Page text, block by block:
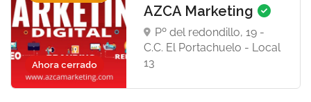
Ahora cerrado
AZCA Marketing
Pº del redondillo, 19 -
C.C. El Portachuelo - Local
13